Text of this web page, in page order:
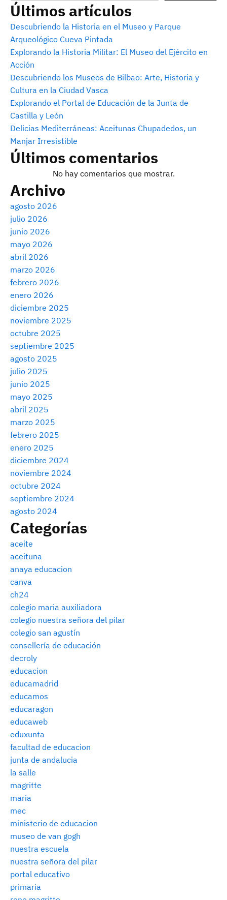
Últimos artículos
Descubriendo la Historia en el Museo y Parque
Arqueológico Cueva Pintada
Explorando la Historia Militar: El Museo del Ejército en
Acción
Descubriendo los Museos de Bilbao: Arte, Historia y
Cultura en la Ciudad Vasca
Explorando el Portal de Educación de la Junta de
Castilla y León
Delicias Mediterráneas: Aceitunas Chupadedos, un
Manjar Irresistible
Últimos comentarios
No hay comentarios que mostrar.
Archivo
agosto 2026
julio 2026
junio 2026
mayo 2026
abril 2026
marzo 2026
febrero 2026
enero 2026
diciembre 2025
noviembre 2025
octubre 2025
septiembre 2025
agosto 2025
julio 2025
junio 2025
mayo 2025
abril 2025
marzo 2025
febrero 2025
enero 2025
diciembre 2024
noviembre 2024
octubre 2024
septiembre 2024
agosto 2024
Categorías
aceite
aceituna
anaya educacion
canva
ch24
colegio maria auxiliadora
colegio nuestra señora del pilar
colegio san agustín
consellería de educación
decroly
educacion
educamadrid
educamos
educaragon
educaweb
eduxunta
facultad de educacion
junta de andalucia
la salle
magritte
maria
mec
ministerio de educacion
museo de van gogh
nuestra escuela
nuestra señora del pilar
portal educativo
primaria